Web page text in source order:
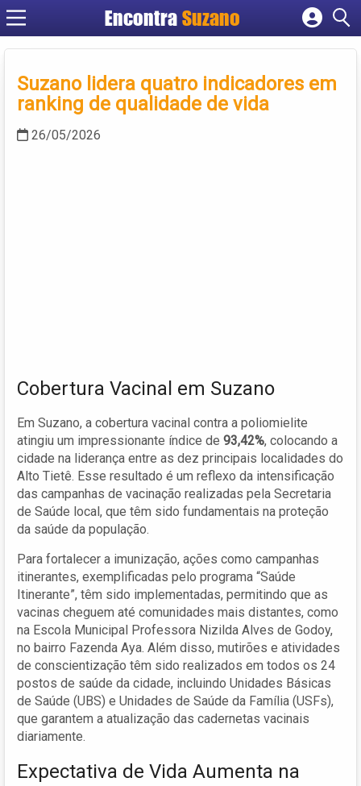
EncontraSuzano
Cadastrar empresa
Criar conta
Suzano lidera quatro indicadores em
ranking de qualidade de vida
26/05/2026
Cobertura Vacinal em Suzano
Em Suzano, a cobertura vacinal contra a poliomielite
atingiu um impressionante índice de 93,42%, colocando a
cidade na liderança entre as dez principais localidades do
Alto Tietê. Esse resultado é um reflexo da intensificação
das campanhas de vacinação realizadas pela Secretaria
de Saúde local, que têm sido fundamentais na proteção
da saúde da população.
Para fortalecer a imunização, ações como campanhas
itinerantes, exemplificadas pelo programa “Saúde
Itinerante”, têm sido implementadas, permitindo que as
vacinas cheguem até comunidades mais distantes, como
na Escola Municipal Professora Nizilda Alves de Godoy,
no bairro Fazenda Aya. Além disso, mutirões e atividades
de conscientização têm sido realizados em todos os 24
postos de saúde da cidade, incluindo Unidades Básicas
de Saúde (UBS) e Unidades de Saúde da Família (USFs),
que garantem a atualização das cadernetas vacinais
diariamente.
Expectativa de Vida Aumenta na